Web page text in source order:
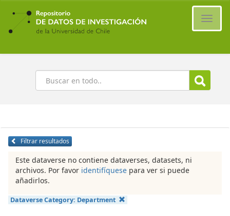
Ir
contenido
principal
Buscar
Filtrar resultados
Este dataverse no contiene dataverses, datasets, ni
archivos. Por favor identifíquese para ver si puede
añadirlos.
Dataverse Category: Department